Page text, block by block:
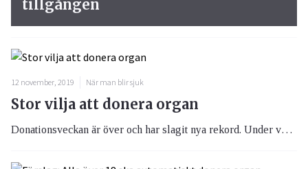
12 november, 2019 När man blir sjuk
Stor vilja att donera organ
Donationsveckan är över och har slagit nya rekord. Under veckan inkom över 21 000 anmälningar till donationsregistret.
tillgången